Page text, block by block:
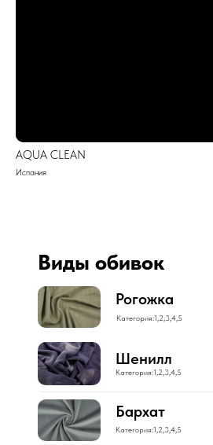
AQUA CLEAN
Испания
Виды обивок
Рогожка
Категория:1,2,3,4,5
Категория:1,2,3,4,5
Шенилл
Категория:1,2,3,4,5
Бархат